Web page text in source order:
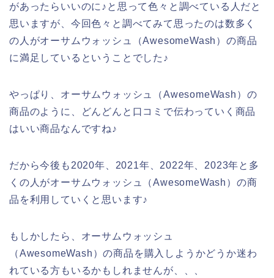
があったらいいのに♪と思って色々と調べている人だと
思いますが、今回色々と調べてみて思ったのは数多く
の人がオーサムウォッシュ（AwesomeWash）の商品
に満足しているということでした♪
やっぱり、オーサムウォッシュ（AwesomeWash）の
商品のように、どんどんと口コミで伝わっていく商品
はいい商品なんですね♪
だから今後も2020年、2021年、2022年、2023年と多
くの人がオーサムウォッシュ（AwesomeWash）の商
品を利用していくと思います♪
もしかしたら、オーサムウォッシュ
（AwesomeWash）の商品を購入しようかどうか迷わ
れている方もいるかもしれませんが、、、